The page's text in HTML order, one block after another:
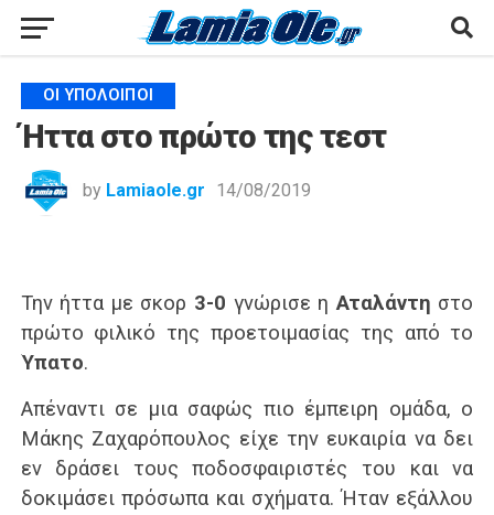
ΟΙ ΥΠΌΛΟΙΠΟΙ
Ήττα στο πρώτο της τεστ
by Lamiaole.gr 14/08/2019
Την ήττα με σκορ 3-0 γνώρισε η Αταλάντη στο
πρώτο φιλικό της προετοιμασίας της από το
Ύπατο.
Απέναντι σε μια σαφώς πιο έμπειρη ομάδα, ο
Μάκης Ζαχαρόπουλος είχε την ευκαιρία να δει
εν δράσει τους ποδοσφαιριστές του και να
δοκιμάσει πρόσωπα και σχήματα. Ήταν εξάλλου